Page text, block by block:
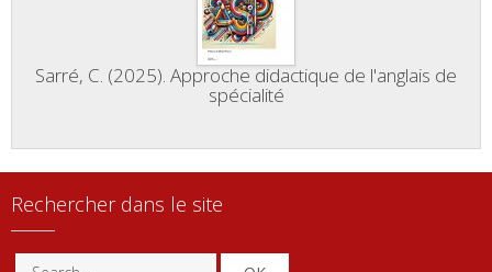
Sarré, C. (2025). Approche didactique de l'anglais de
spécialité
Rechercher dans le site